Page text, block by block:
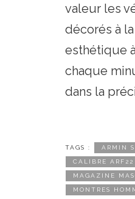
valeur les
décorés à
esthétique
chaque
dans la
TAGS : ARMIN
CALIBRE ARF22
MAGAZINE
MONTRES